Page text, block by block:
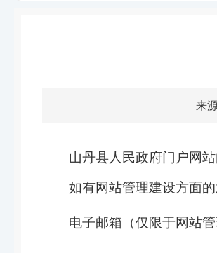
来
山丹县人民政府门户网
如有网站管理建设方面
电子邮箱（仅限于网站管